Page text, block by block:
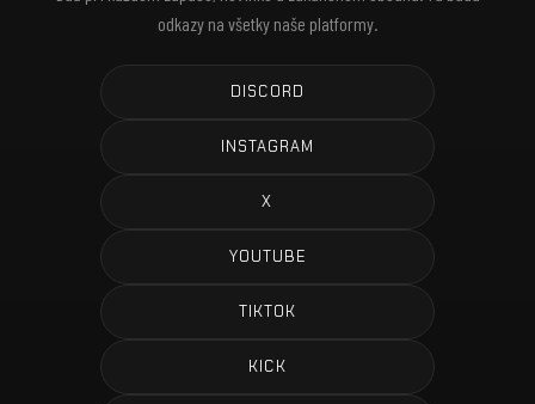
odkazy na všetky naše platformy.
DISCORD
INSTAGRAM
X
YOUTUBE
TIKTOK
KICK